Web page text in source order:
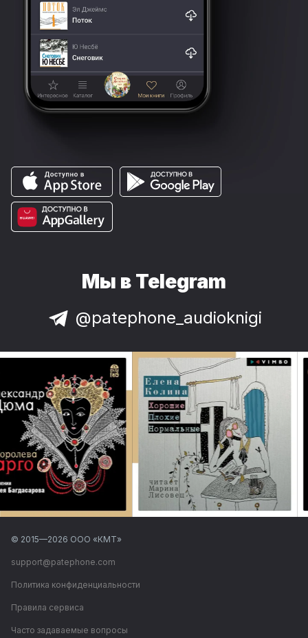
Мы в Telegram
@patephone_audioknigi
© 2015—2026 ООО «КМТ»
support@patephone.com
Политика конфиденциальности
Правила сервиса
Часто задаваемые вопросы